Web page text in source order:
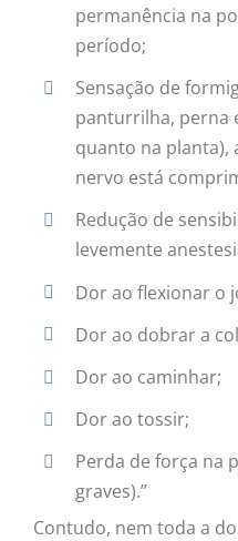
permanência na
período;
Sensação de
panturrilha, perna
quanto na planta),
nervo está
Redução de
levemente
Dor ao flexionar o
Dor ao dobrar a
Dor ao caminhar;
Dor ao tossir;
Perda de força na
graves).”
Contudo, nem toda a